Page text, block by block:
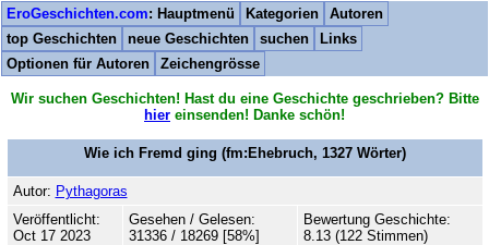
EroGeschichten.com: Hauptmenü Kategorien
Autoren
top Geschichten
neue Geschichten suchen
Links
Optionen für Autoren
Zeichengrösse
Wir suchen Geschichten! Hast du eine Geschichte geschrieben? Bitte
hier einsenden! Danke schön!
Wie ich Fremd ging (fm:Ehebruch, 1327Wörter)
Autor: Pythagoras
Veröffentlicht:
Oct 17 2023
Gesehen / Gelesen:
31336 / 18269 [58%]
Bewertung Geschichte:
8.13 (122 Stimmen)